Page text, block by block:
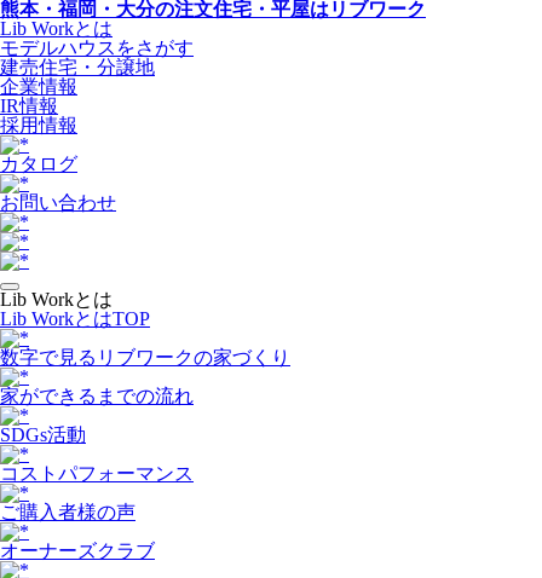
熊本・福岡・大分の注文住宅・平屋はリブワーク
Lib Workとは
モデルハウスをさがす
建売住宅・分譲地
企業情報
IR情報
採用情報
カタログ
お問い合わせ
Lib Workとは
Lib WorkとはTOP
数字で⾒るリブワークの家づくり
家ができるまでの流れ
SDGs活動
コストパフォーマンス
ご購入者様の声
オーナーズクラブ